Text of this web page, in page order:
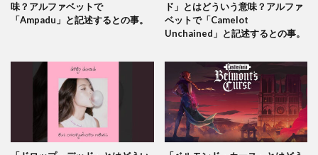
味？アルファベットで
「Ampadu」と記述するとの事。
ド」とはどういう意味？アルファ
ベットで「Camelot
Unchained」と記述するとの事。